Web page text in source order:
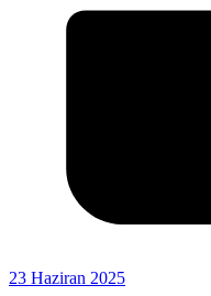
23 Haziran 2025